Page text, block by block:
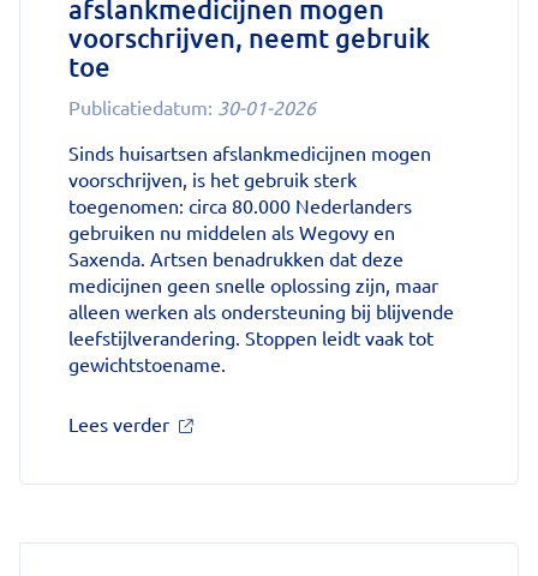
afslankmedicijnen mogen
voorschrijven, neemt gebruik
toe
Publicatiedatum: 30-01-2026
Sinds huisartsen afslankmedicijnen mogen
voorschrijven, is het gebruik sterk
toegenomen: circa 80.000 Nederlanders
gebruiken nu middelen als Wegovy en
Saxenda. Artsen benadrukken dat deze
medicijnen geen snelle oplossing zijn, maar
alleen werken als ondersteuning bij blijvende
leefstijlverandering. Stoppen leidt vaak tot
gewichtstoename.
Lees verder over
voorschrijven,